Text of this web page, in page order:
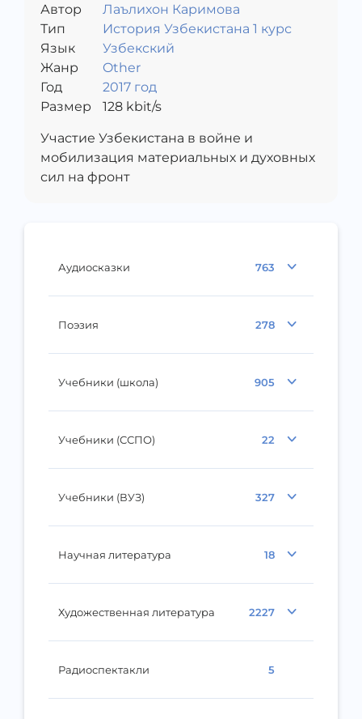
Аудиосказки 763
Поэзия 278
Учебники (школа) 905
Учебники (ССПО) 22
Учебники (ВУЗ) 327
Научная литература 18
Художественная литература 2227
Радиоспектакли 5
Автор
Лаълихон Каримова
Тип
История Узбекистана 1 курс
Язык
Узбекский
Жанр
Other
Год
2017 год
Размер
128kbit/s
Участие Узбекистана в войне и
мобилизация материальных и духовных
сил на фронт